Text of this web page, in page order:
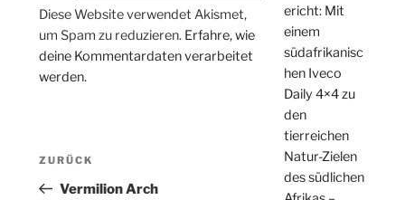
Diese Website verwendet Akismet,
um Spam zu reduzieren. Erfahre, wie
deine Kommentardaten verarbeitet
werden.
Beitragsnavigation
Vorheriger
Beitrag
ZURÜCK
Vermilion Arch
ericht: Mit
einem
südafrikanisc
hen Iveco
Daily 4×4 zu
den
tierreichen
Natur-Zielen
des südlichen